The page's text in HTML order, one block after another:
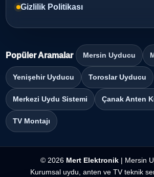
Gizlilik Politikası
Popüler Aramalar Mersin Uyducu
Yenişehir Uyducu Toroslar Uyducu
Merkezi Uydu Sistemi Çanak Anten
TV Montajı
© 2026 Mert Elektronik| Mersin
Kurumsal uydu, anten ve TV teknik